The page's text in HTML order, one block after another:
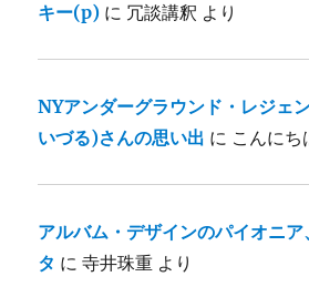
キー(p) に 冗談講釈 より
NYアンダーグラウンド・レジェ
いづる)さんの思い出 に こんにち
アルバム・デザインのパイオニ
タ に寺井珠重 より